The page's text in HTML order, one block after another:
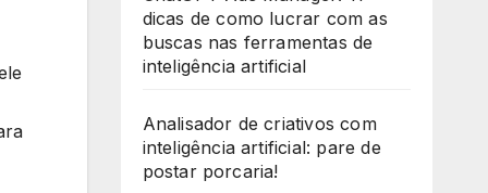
+
1
dicas de como lucrar com as
buscas nas ferramentas de
inteligência artificial
Analisador de criativos com
inteligência artificial: pare de
postar porcaria!